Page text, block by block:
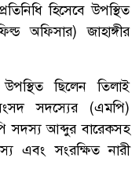
হিসেবে উপস্থিত
অফিসার) জাহাঙ্গীর
ছিলেন তিলাই
সদস্যের (এমপি)
সদস্য আব্দুর বারেকসহ
এবং সংরক্ষিত নারী